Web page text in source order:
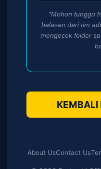
*Mohon tunggu
balasan dari tim
mengecek folder
KEMBALI
About UsContact Us